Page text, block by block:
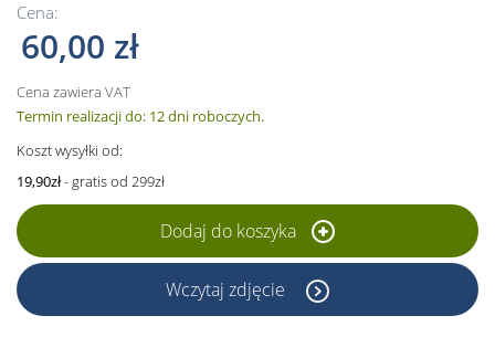
Cena:
60,00 zł
Cena zawiera VAT
Termin realizacji do: 12 dni roboczych.
Koszt wysyłki od:
19,90zł- gratis od 299zł
Dodaj do koszyka
Wczytaj zdjęcie